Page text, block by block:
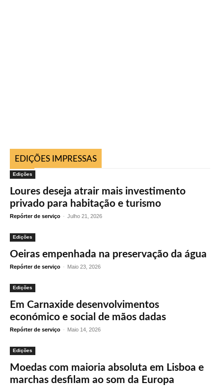
EDIÇÕES IMPRESSAS
Edições
Loures deseja atrair mais investimento
privado para habitação e turismo
Repórter de serviço - Julho 21, 2026
Edições
Oeiras empenhada na preservação da água
Repórter de serviço - Maio 23, 2026
Edições
Em Carnaxide desenvolvimentos
económico e social de mãos dadas
Repórter de serviço - Maio 14, 2026
Edições
Moedas com maioria absoluta em Lisboa e
marchas desfilam ao som da Europa